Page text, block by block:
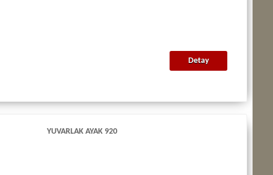
Detay
YUVARLAK AYAK 920